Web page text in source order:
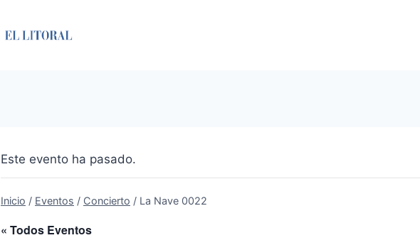
Este evento ha pasado.
Inicio / Eventos / Concierto / La Nave 0022
« Todos Eventos